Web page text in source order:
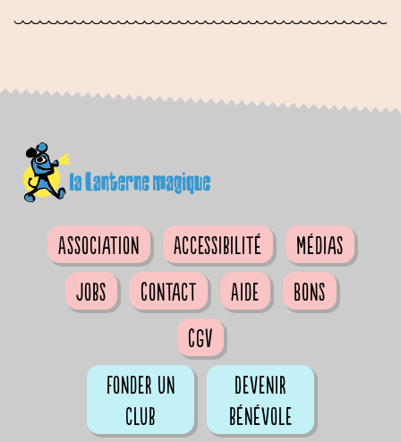
Association Accessibilité
Médias
Jobs
Contact Aide
Bons
CGV
Fonder un
club
Devenir
bénévole